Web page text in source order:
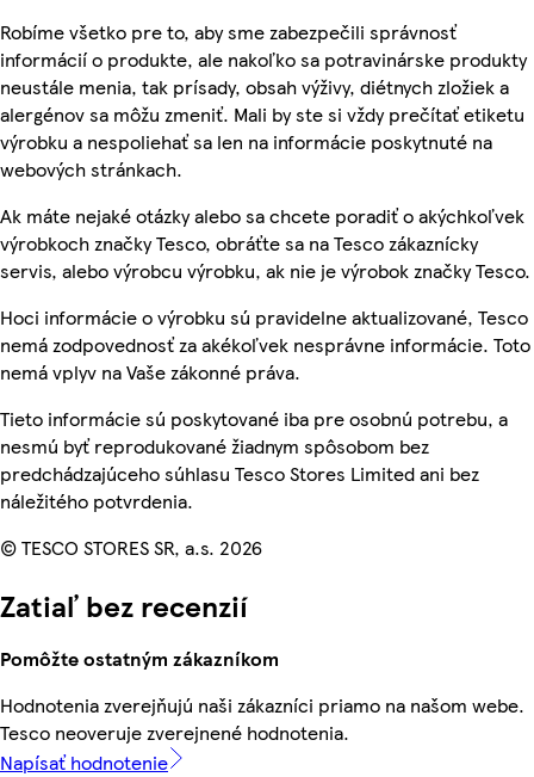
Robíme všetko pre to, aby sme zabezpečili správnosť
informácií o produkte, ale nakoľko sa potravinárske produkty
neustále menia, tak prísady, obsah výživy, diétnych zložiek a
alergénov sa môžu zmeniť. Mali by ste si vždy prečítať etiketu
výrobku a nespoliehať sa len na informácie poskytnuté na
webových stránkach.
Ak máte nejaké otázky alebo sa chcete poradiť o akýchkoľvek
výrobkoch značky Tesco, obráťte sa na Tesco zákaznícky
servis, alebo výrobcu výrobku, ak nie je výrobok značky Tesco.
Hoci informácie o výrobku sú pravidelne aktualizované, Tesco
nemá zodpovednosť za akékoľvek nesprávne informácie. Toto
nemá vplyv na Vaše zákonné práva.
Tieto informácie sú poskytované iba pre osobnú potrebu, a
nesmú byť reprodukované žiadnym spôsobom bez
predchádzajúceho súhlasu Tesco Stores Limited ani bez
náležitého potvrdenia.
© TESCO STORES SR, a.s. 2026
Zatiaľ bez recenzií
Pomôžte ostatným zákazníkom
Hodnotenia zverejňujú naši zákazníci priamo na našom webe.
Tesco neoveruje zverejnené hodnotenia.
Napísať hodnotenie